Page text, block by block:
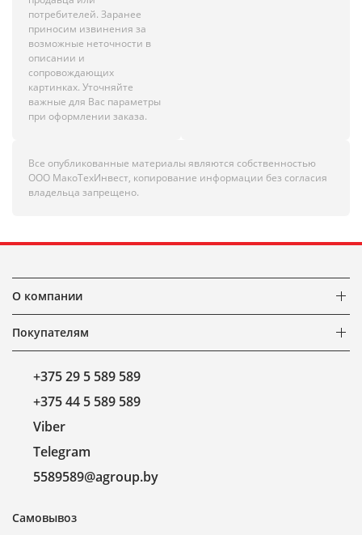
потребителей. Заранее
приносим извинения за
возможные неточности в
описании и
сопровождающих
картинках. Уточняйте
важные для Вас параметры
при оформлении заказа.
Все опубликованные материалы являются собственностью
ООО МакоТехИнвест, копирование информации без согласия
владельца запрещено.
О компании
Покупателям
+375 29 5 589 589
+375 44 5 589 589
Viber
Telegram
5589589@agroup.by
Самовывоз